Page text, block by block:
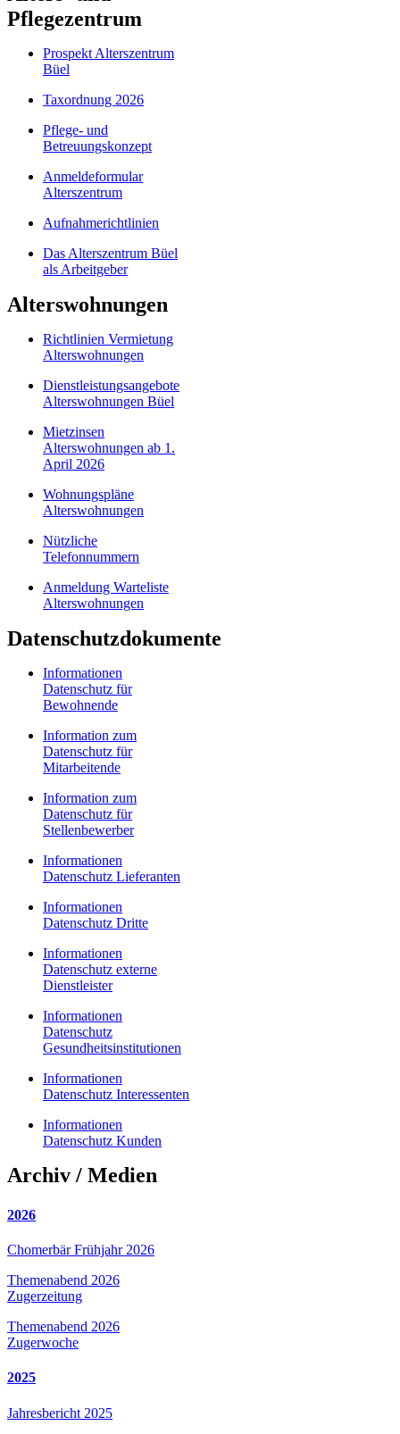
Pflegezentrum
Prospekt Alterszentrum
Büel
Taxordnung 2026
Pflege- und
Betreuungskonzept
Anmeldeformular
Alterszentrum
Aufnahmerichtlinien
Das Alterszentrum Büel
als Arbeitgeber
Alterswohnungen
Richtlinien Vermietung
Alterswohnungen
Dienstleistungsangebote
Alterswohnungen Büel
Mietzinsen
Alterswohnungen ab 1.
April 2026
Wohnungspläne
Alterswohnungen
Nützliche
Telefonnummern
Anmeldung Warteliste
Alterswohnungen
Datenschutzdokumente
Informationen
Datenschutz für
Bewohnende
Information zum
Datenschutz für
Mitarbeitende
Information zum
Datenschutz für
Stellenbewerber
Informationen
Datenschutz Lieferanten
Informationen
Datenschutz Dritte
Informationen
Datenschutz externe
Dienstleister
Informationen
Datenschutz
Gesundheitsinstitutionen
Informationen
Datenschutz Interessenten
Informationen
Datenschutz Kunden
Archiv / Medien
2026
Chomerbär Frühjahr 2026
Themenabend 2026
Zugerzeitung
Themenabend 2026
Zugerwoche
2025
Jahresbericht 2025